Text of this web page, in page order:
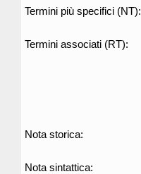
Termini più specifici (NT):
Termini associati (RT):
Nota storica:
Nota sintattica: